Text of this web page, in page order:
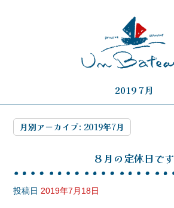
2019 7月
月別アーカイブ: 2019年7月
８月の定休日です
投稿日 2019年7月18日